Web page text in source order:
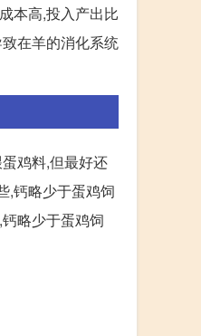
本高,投入产出比
在羊的消化系统
鸡料,但最好还
,钙略少于蛋鸡饲
略少于蛋鸡饲